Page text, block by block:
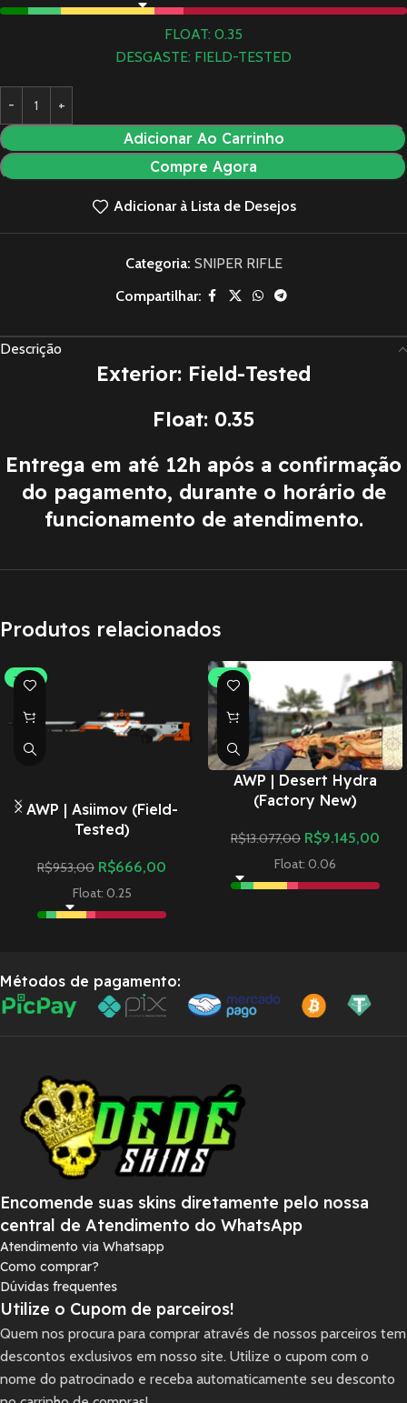
FLOAT: 0.35
DESGASTE: FIELD-TESTED
Adicionar Ao Carrinho
Compre Agora
Adicionar à Lista de Desejos
Categoria: SNIPER RIFLE
Compartilhar:
Descrição
Exterior: Field-Tested
Float: 0.35
Entrega em até 12h após a confirmação
do pagamento, durante o horário de
funcionamento de atendimento.
Produtos relacionados
-30%
AWP | Asiimov (Field-
Tested)
R$953,00 R$666,00
Float: 0.25
-30%
AWP | Desert Hydra
(Factory New)
R$13.077,00 R$9.145,00
Float: 0.06
Métodos de pagamento:
Encomende suas skins diretamente pelo nossa
central de Atendimento do WhatsApp
Atendimento via Whatsapp
Como comprar?
Dúvidas frequentes
Utilize o Cupom de parceiros!
Quem nos procura para comprar através de nossos parceiros tem
descontos exclusivos em nosso site. Utilize o cupom com o
nome do patrocinado e receba automaticamente seu desconto